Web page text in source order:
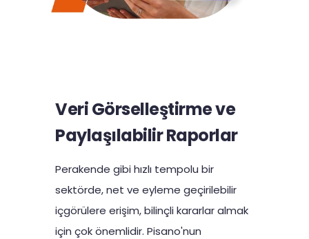
Veri Görselleştirme ve
Paylaşılabilir Raporlar
Perakende gibi hızlı tempolu bir
sektörde, net ve eyleme geçirilebilir
içgörülere erişim, bilinçli kararlar almak
için çok önemlidir. Pisano'nun